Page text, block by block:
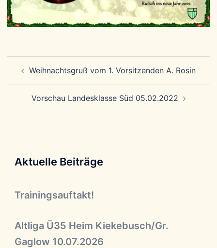
Weihnachtsgruß vom 1. Vorsitzenden A. Rosin
Vorschau Landesklasse Süd 05.02.2022
Aktuelle Beiträge
Trainingsauftakt!
Altliga Ü35 Heim Kiekebusch/Gr.
Gaglow 10.07.2026